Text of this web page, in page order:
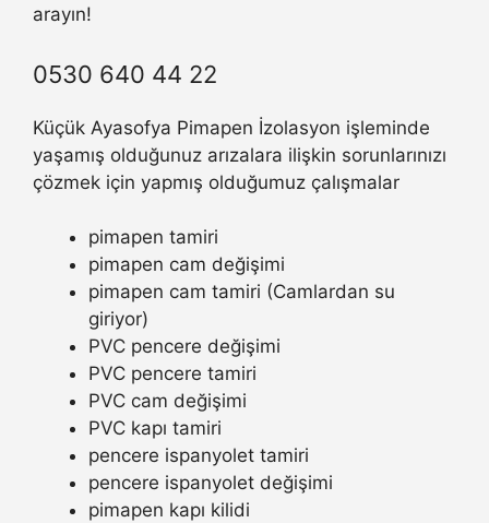
arayın!
0530 640 44 22
Küçük Ayasofya Pimapen İzolasyon işleminde
yaşamış olduğunuz arızalara ilişkin sorunlarınızı
çözmek için yapmış olduğumuz çalışmalar
pimapen tamiri
pimapen cam değişimi
pimapen cam tamiri (Camlardan su
giriyor)
PVC pencere değişimi
PVC pencere tamiri
PVC cam değişimi
PVC kapı tamiri
pencere ispanyolet tamiri
pencere ispanyolet değişimi
pimapen kapı kilidi